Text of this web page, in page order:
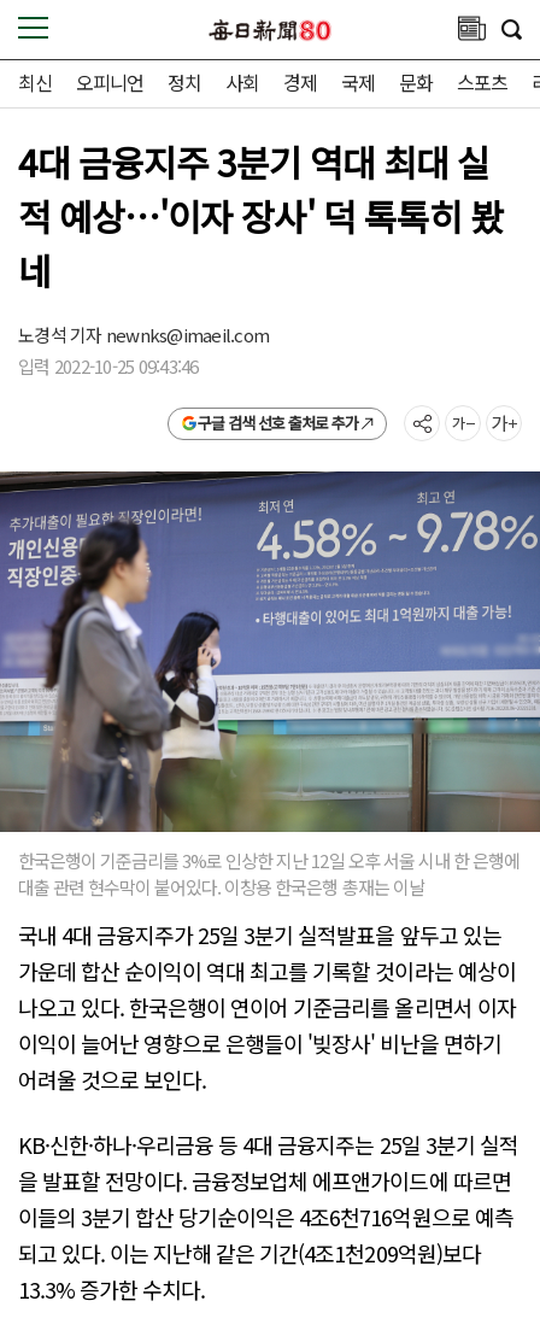
최신 오피니언 정치 사회 경제 국제 문화 스포츠
4대 금융지주 3분기 역대 최대 실
적 예상…'이자 장사' 덕 톡톡히 봤
네
노경석 기자newnks@imaeil.com
입력 2022-10-25 09:43:46
구글 검색 선호 출처로 추가
한국은행이 기준금리를 3%로 인상한 지난 12일 오후 서울 시내 한 은행에
대출 관련 현수막이 붙어있다. 이창용 한국은행 총재는 이날
국내 4대 금융지주가 25일 3분기 실적발표을 앞두고 있는
가운데 합산 순이익이 역대 최고를 기록할 것이라는 예상이
나오고 있다. 한국은행이 연이어 기준금리를 올리면서 이자
이익이 늘어난 영향으로 은행들이 '빚장사' 비난을 면하기
어려울 것으로 보인다.
KB·신한·하나·우리금융 등 4대 금융지주는 25일 3분기 실적
을 발표할 전망이다. 금융정보업체 에프앤가이드에 따르면
이들의 3분기 합산 당기순이익은 4조6천716억원으로 예측
되고 있다. 이는 지난해 같은 기간(4조1천209억원)보다
13.3% 증가한 수치다.